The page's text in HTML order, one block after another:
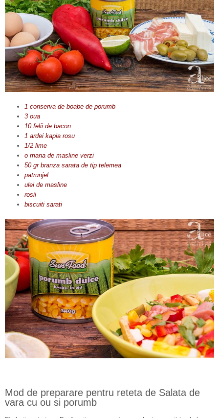
1 conserva de boabe de porumb
3 oua
10 felii de bacon
1 ardei kapia rosu
1/2 lime
o mana de masline verzi
50 gr branza sarata de tip telemea
patrunjel
ulei de masline
rosii
biscuiti sarati
Mod de preparare pentru reteta de Salata de
vara cu ou si porumb